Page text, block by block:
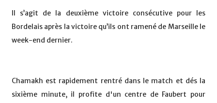
Il s’agit de la deuxième victoire consécutive pour les
Bordelais après la victoire qu’ils ont ramené de Marseille le
week-end dernier.
Chamakh est rapidement rentré dans le match et dés la
sixième minute, il profite d'un centre de Faubert pour